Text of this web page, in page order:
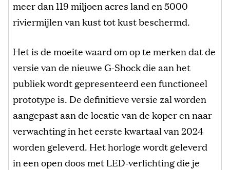
meer dan 119 miljoen acres land en 5000
riviermijlen van kust tot kust beschermd.
Het is de moeite waard om op te merken dat de
versie van de nieuwe G-Shock die aan het
publiek wordt gepresenteerd een functioneel
prototype is. De definitieve versie zal worden
aangepast aan de locatie van de koper en naar
verwachting in het eerste kwartaal van 2024
worden geleverd. Het horloge wordt geleverd
in een open doos met LED-verlichting die je